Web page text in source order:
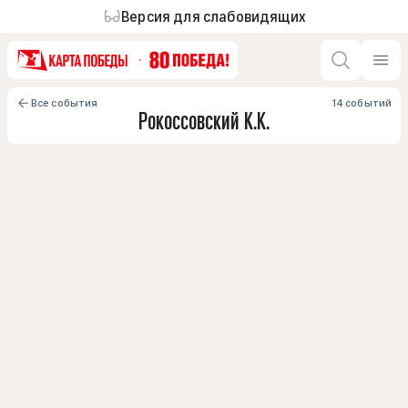
Версия для слабовидящих
Все события 14 событий
Рокоссовский К.К.